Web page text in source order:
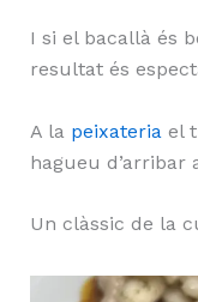
I si el bacallà és
resultat és
A la peixateria el
hagueu d’arribar
Un clàssic de la